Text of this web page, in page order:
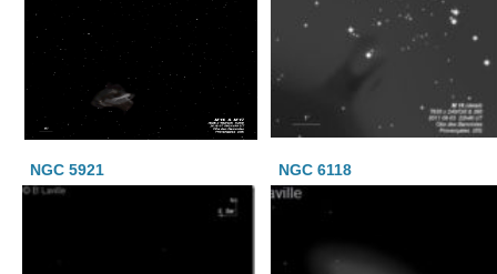
NGC 5921 NGC 6118